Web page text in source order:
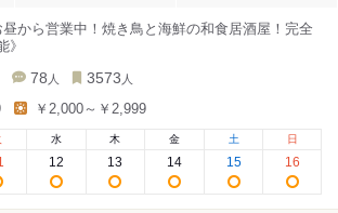
昼から営業中！焼き鳥と海鮮の和食居酒屋！完全
》
78 人 3573 人
￥2,000～￥2,999
水
12
木
13
金
14
土
15
日
16